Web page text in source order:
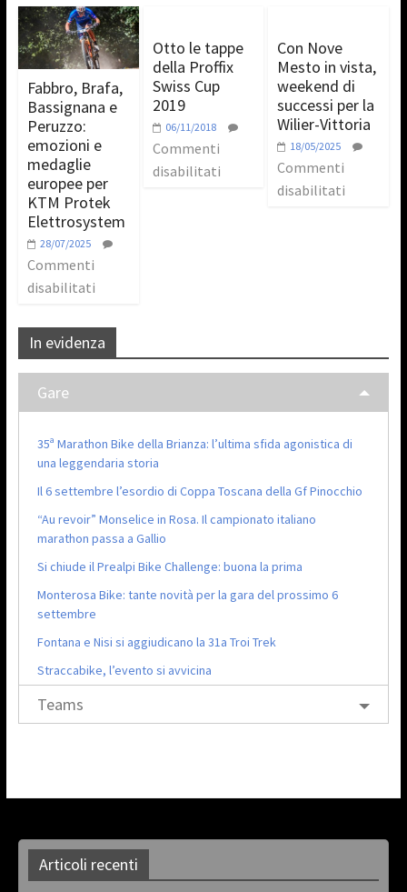
Fabbro, Brafa,
Bassignana e
Peruzzo:
emozioni e
medaglie
europee per
KTM Protek
Elettrosystem
28/07/2025
Commenti
disabilitati
Otto le tappe
della Proffix
Swiss Cup
2019
06/11/2018
Commenti
disabilitati
Con Nove
Mesto in vista,
weekend di
successi per la
Wilier-Vittoria
18/05/2025
Commenti
disabilitati
In evidenza
Gare
35ª Marathon Bike della Brianza: l’ultima sfida agonistica di
una leggendaria storia
Il 6 settembre l’esordio di Coppa Toscana della Gf Pinocchio
“Au revoir” Monselice in Rosa. Il campionato italiano
marathon passa a Gallio
Si chiude il Prealpi Bike Challenge: buona la prima
Monterosa Bike: tante novità per la gara del prossimo 6
settembre
Fontana e Nisi si aggiudicano la 31a Troi Trek
Straccabike, l’evento si avvicina
Teams
Articoli recenti